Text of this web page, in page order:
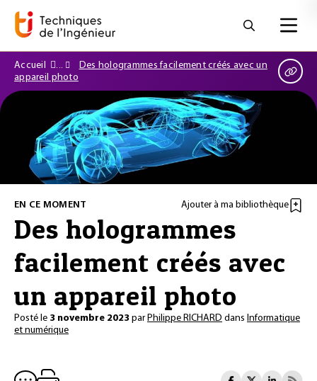
Accueil
Des hologrammes facilement créés avec un
appareil photo
EN CE MOMENT Ajouter à ma bibliothèque
Des hologrammes
facilement créés avec
un appareil photo
Posté le 3 novembre 2023 parPhilippe RICHARD dans Informatique
et numérique